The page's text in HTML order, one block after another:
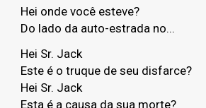
Hei onde você esteve?
Do lado da auto-estrada no...
Hei Sr. Jack
Este é o truque de seu disfarce?
Hei Sr. Jack
Esta é a causa da sua morte?